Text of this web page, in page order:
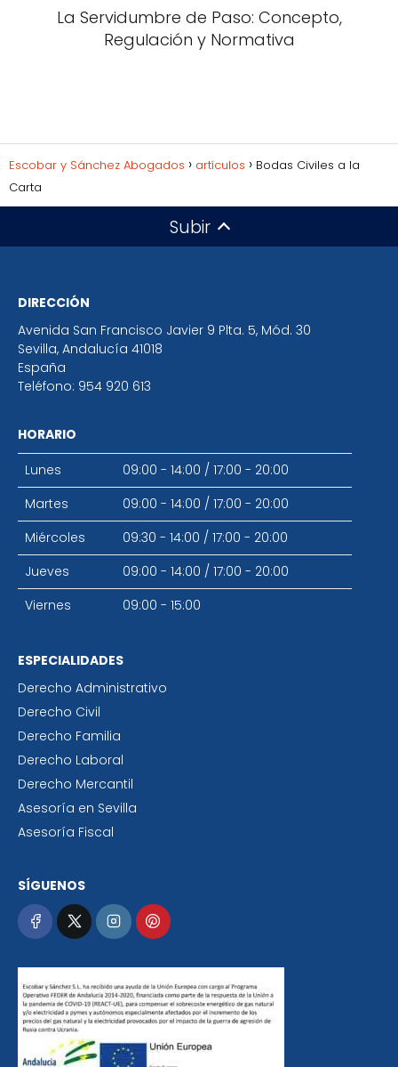
La Servidumbre de Paso: Concepto,
Regulación y Normativa
Escobar y Sánchez Abogados artículos
Bodas Civiles a la
Carta
Subir
DIRECCIÓN
Avenida San Francisco Javier 9 Plta. 5, Mód. 30
Sevilla, Andalucía 41018
España
Teléfono: 954 920 613
HORARIO
Lunes
09:00 - 14:00 / 17:00 - 20:00
Martes
09:00 - 14:00 / 17:00 - 20:00
Miércoles
09:30 - 14:00 / 17:00 - 20:00
Jueves
09:00 - 14:00 / 17:00 - 20:00
Viernes
09:00 - 15:00
ESPECIALIDADES
Derecho Administrativo
Derecho Civil
Derecho Familia
Derecho Laboral
Derecho Mercantil
Asesoría en Sevilla
Asesoría Fiscal
SÍGUENOS